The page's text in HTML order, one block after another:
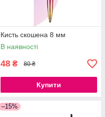
Кисть скошена 8 мм
В наявності
48 ₴ 80 ₴
Купити
–15%